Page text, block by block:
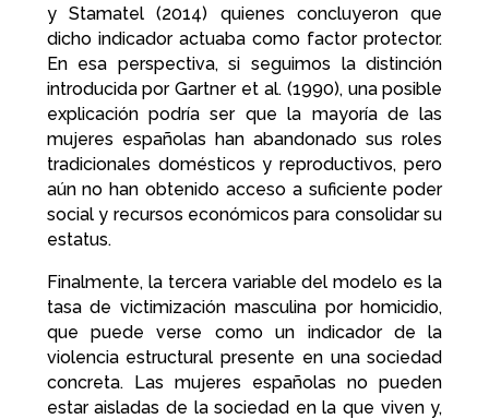
y Stamatel (2014) quienes concluyeron que
dicho indicador actuaba como factor protector.
En esa perspectiva, si seguimos la distinción
introducida por Gartner et al. (1990), una posible
explicación podría ser que la mayoría de las
mujeres españolas han abandonado sus roles
tradicionales domésticos y reproductivos, pero
aún no han obtenido acceso a suficiente poder
social y recursos económicos para consolidar su
estatus.
Finalmente, la tercera variable del modelo es la
tasa de victimización masculina por homicidio,
que puede verse como un indicador de la
violencia estructural presente en una sociedad
concreta. Las mujeres españolas no pueden
estar aisladas de la sociedad en la que viven y,